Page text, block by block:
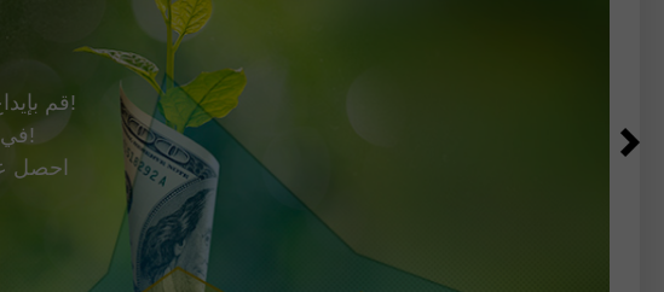
قم بإيداع 3,000 دولار في حسابكوأكثر من ذالك!
ضمن حملة إيداع الحظ!